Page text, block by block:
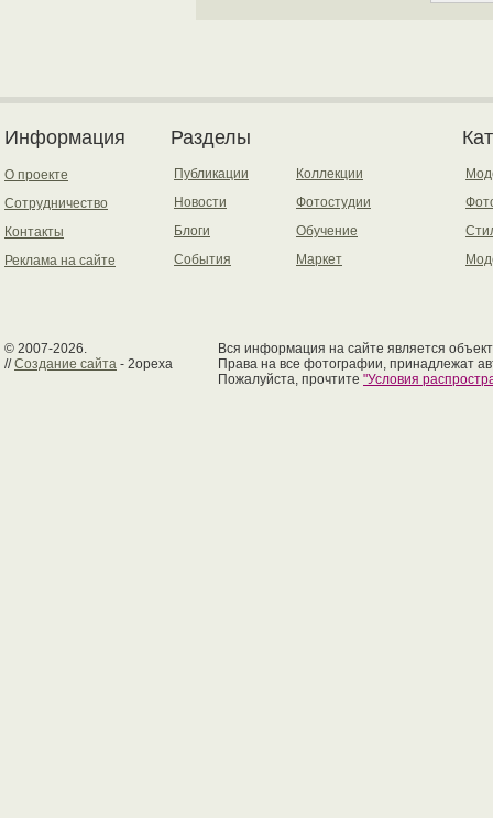
Информация
О проекте
Сотрудничество
Контакты
Реклама на сайте
Разделы
Публикации
Новости
Блоги
События
Коллекции
Фотостудии
Обучение
Маркет
© 2007-2026.
//Создание сайта - 2opexa
Вся информация на сайте является
Права на все фотографии, принадлежат
Пожалуйста, прочтите "Условия